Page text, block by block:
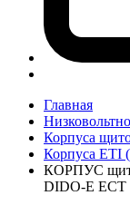
Главная
Корпуса
Корпуса ETI
КОРПУС щита
DIDO-E ECT